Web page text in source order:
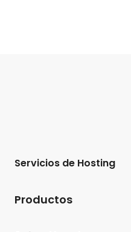
Servicios de Hosting
Productos